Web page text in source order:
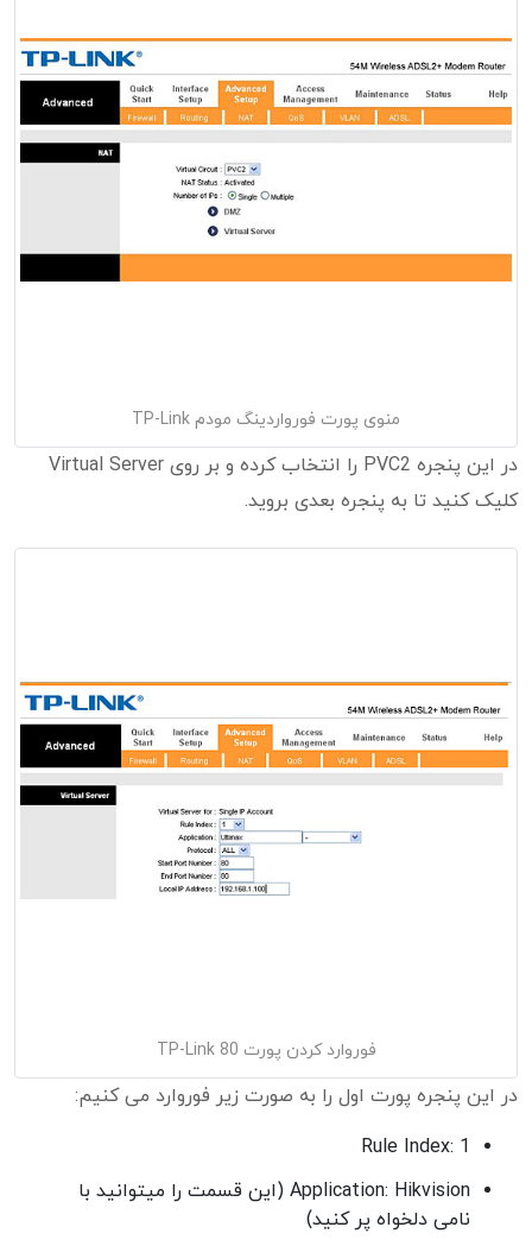
منوی پورت فورواردینگ مودم TP-Link
در این پنجره PVC2 را انتخاب کرده و بر روی Virtual Server
کلیک کنید تا به پنجره بعدی بروید.
فوروارد کردن پورت 80 TP-Link
در این پنجره پورت اول را به صورت زیر فوروارد می کنیم:
Rule Index: 1
Application: Hikvision (این قسمت را میتوانید با
نامی دلخواه پر کنید)